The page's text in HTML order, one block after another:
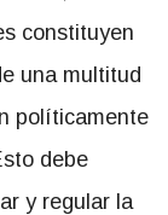
constituyen
una multitud
políticamente
debe
y regular la